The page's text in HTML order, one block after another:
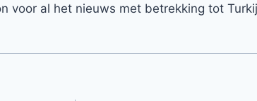
voor al het nieuws met betrekking tot